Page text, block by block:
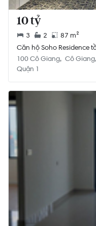
10 tỷ
3 2
87 m²
Căn hộ Soho Residence
100 Cô Giang Cô Giang
Quận 1